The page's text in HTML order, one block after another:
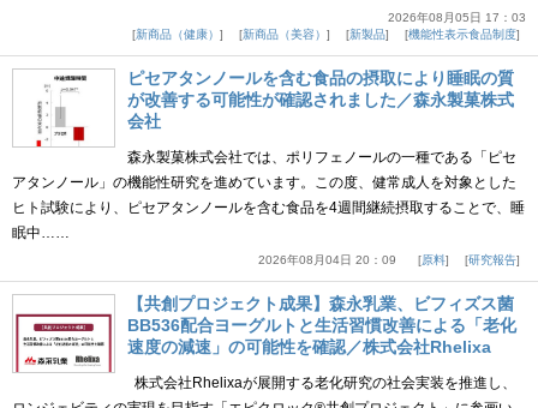
2026年08月05日 17：03
新商品（健康）
新商品（美容） 新製品 機能性表示食品制度
ピセアタンノールを含む食品の摂取により睡眠の質
が改善する可能性が確認されました／森永製菓株式
会社
森永製菓株式会社では、ポリフェノールの一種である「ピセ
アタンノール」の機能性研究を進めています。この度、健常成人を対象とした
ヒト試験により、ピセアタンノールを含む食品を4週間継続摂取することで、睡
眠中……
2026年08月04日 20：09 原料 研究報告
【共創プロジェクト成果】森永乳業、ビフィズス菌
BB536配合ヨーグルトと生活習慣改善による「老化
速度の減速」の可能性を確認／株式会社Rhelixa
株式会社Rhelixaが展開する老化研究の社会実装を推進し、